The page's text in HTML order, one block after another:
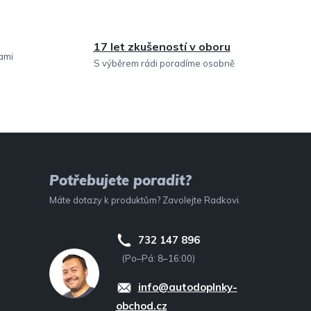
17 let zkušeností v oboru
S výběrem rádi poradíme osobně
Potřebujete poradit?
Máte dotazy k produktům? Zavolejte Radkovi.
732 147 896
(Po–Pá: 8–16:00)
info@autodoplnky-
obchod.cz